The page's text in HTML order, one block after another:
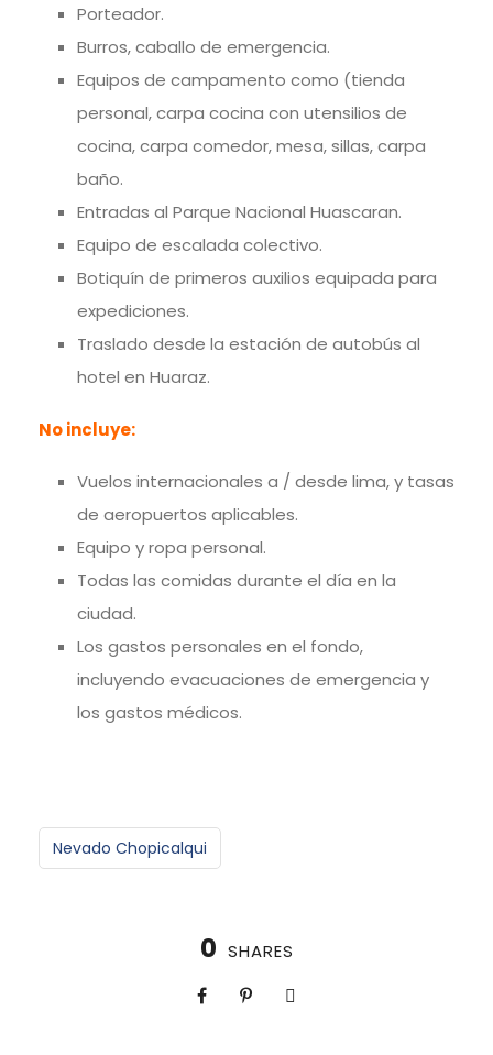
Porteador.
Burros, caballo de emergencia.
Equipos de campamento como (tienda
personal, carpa cocina con utensilios de
cocina, carpa comedor, mesa, sillas, carpa
baño.
Entradas al Parque Nacional Huascaran.
Equipo de escalada colectivo.
Botiquín de primeros auxilios equipada para
expediciones.
Traslado desde la estación de autobús al
hotel en Huaraz.
No incluye:
Vuelos internacionales a / desde lima, y tasas
de aeropuertos aplicables.
Equipo y ropa personal.
Todas las comidas durante el día en la
ciudad.
Los gastos personales en el fondo,
incluyendo evacuaciones de emergencia y
los gastos médicos.
Nevado Chopicalqui
0 SHARES